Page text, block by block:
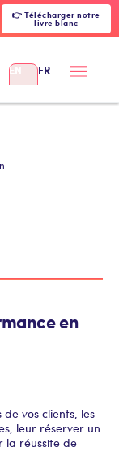
👉 Télécharger notre
livre blanc
EN FR
en
vos clients, les
leur réserver un
la réussite de